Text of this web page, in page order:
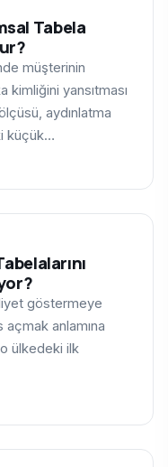
Tabela
müşterinin
kimliğini yansıtması
aydınlatma
küçük…
göstermeye
açmak anlamına
ülkedeki ilk